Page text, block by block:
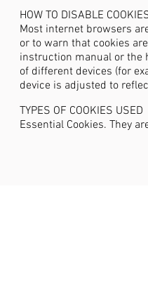
HOW TO DISABLE
Most internet browsers
or to warn that cookies
instruction manual or the
of different devices (for
device is adjusted to
TYPES OF COOKIES USED
Essential Cookies. They